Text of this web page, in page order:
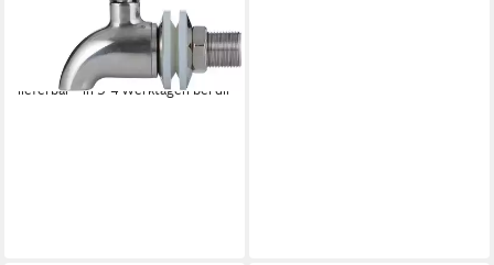
hochwertig, leichtgängig
ab 17,11 € UVP19,95 €
lieferbar - in 3-4 Werktagen bei dir